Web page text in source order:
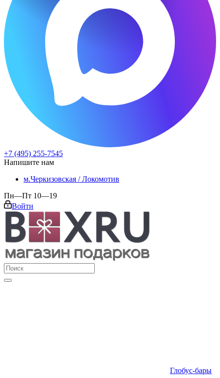
+7 (495) 255-7545
Напишите нам
м.Черкизовская / Локомотив
Пн—Пт 10—19
Войти
Глобус-бары